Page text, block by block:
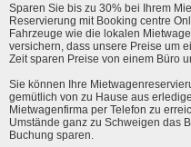
Sparen Sie bis zu 30% bei Ihrem
Reservierung mit Booking centre
Fahrzeuge wie die lokalen
versichern, dass unsere Preise um
Zeit sparen Preise von einem Büro
Sie können Ihre
gemütlich von zu Hause aus
Mietwagenfirma per Telefon zu
Umstände ganz zu Schweigen das
Buchung sparen.